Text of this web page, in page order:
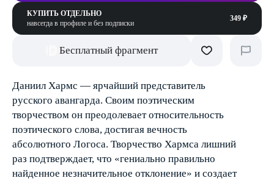
КУПИТЬ ОТДЕЛЬНО
навсегда в профиле и без подписки
349 ₽
Бесплатный фрагмент
Даниил Хармс — ярчайший представитель
русского авангарда. Своим поэтическим
творчеством он преодолевает относительность
поэтического слова, достигая вечность
абсолютного Логоса. Творчество Хармса лишний
раз подтверждает, что «гениально правильно
найденное незначительное отклонение» и создает